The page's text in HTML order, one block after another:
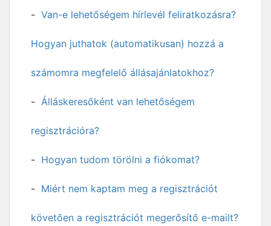
Van-e lehetőségem hírlevél feliratkozásra?
Hogyan juthatok (automatikusan) hozzá a
számomra megfelelő állásajánlatokhoz?
Álláskeresőként van lehetőségem
regisztrációra?
Hogyan tudom törölni a fiókomat?
Miért nem kaptam meg a regisztrációt
követően a regisztrációt megerősítő e-mailt?